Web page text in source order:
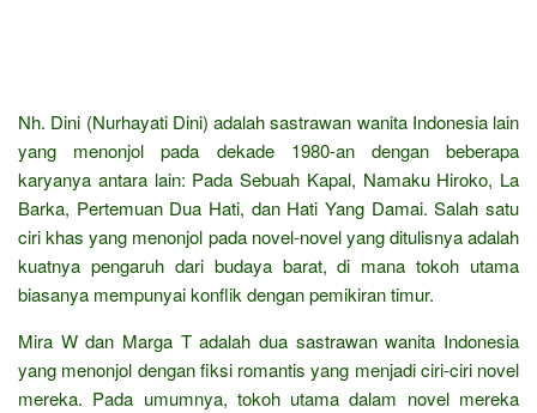
Nh. Dini (Nurhayati Dini) adalah sastrawan wanita Indonesia lain
yang menonjol pada dekade 1980-an dengan beberapa
karyanya antara lain: Pada Sebuah Kapal, Namaku Hiroko, La
Barka, Pertemuan Dua Hati, dan Hati Yang Damai. Salah satu
ciri khas yang menonjol pada novel-novel yang ditulisnya adalah
kuatnya pengaruh dari budaya barat, di mana tokoh utama
biasanya mempunyai konflik dengan pemikiran timur.
Mira W dan Marga T adalah dua sastrawan wanita Indonesia
yang menonjol dengan fiksi romantis yang menjadi ciri-ciri novel
mereka. Pada umumnya, tokoh utama dalam novel mereka